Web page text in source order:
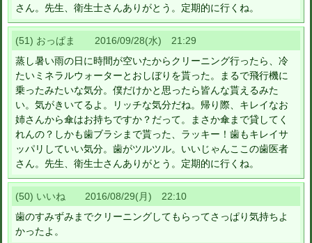
さん。先生、衛生士さんありがとう。定期的に行くね。
(51) おっぱま 2016/09/28(水) 21:29
蒸し暑い雨の日に時間が空いたからクリーニング行ったら、冷
たいミネラルウォーターとおしぼりを貰った。まるで飛行機に
乗ったみたいな気分。僕だけかと思ったら皆んな貰えるみた
い。気がきいてるよ。リッチな気分だね。帰り際、キレイなお
姉さんから傘はお持ちですか？だって。まさか傘まで貸してく
れんの？しかも歯ブラシまで貰った、ラッキー！歯もキレイサ
ッパリしていい気分。歯がツルツル。いいじゃんここの歯医者
さん。先生、衛生士さんありがとう。定期的に行くね。
(50) いいね 2016/08/29(月) 22:10
歯のすみずみまでクリーニングしてもらってさっぱり気持ちよ
かったよ。